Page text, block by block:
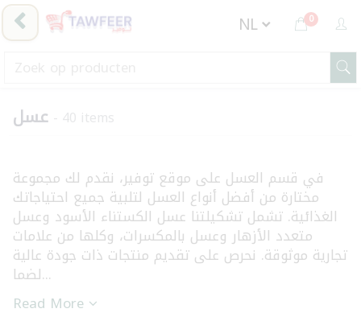
0
عسل - 40 items
في قسم العسل على موقع توفير، نقدم لك مجموعة
مختارة من أفضل أنواع العسل لتلبية جميع احتياجاتك
الغذائية. تشمل تشكيلتنا عسل الكستناء الأسود وعسل
متعدد الأزهار وعسل بالمكسرات، وكلها من علامات
تجارية موثوقة. نحرص على تقديم منتجات ذات جودة عالية
لضما...
Read More